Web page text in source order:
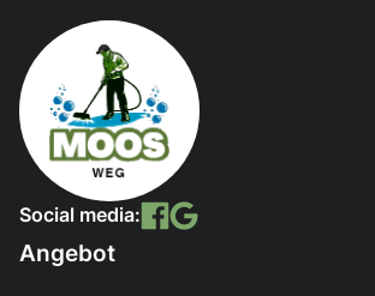
Social media:
Angebot